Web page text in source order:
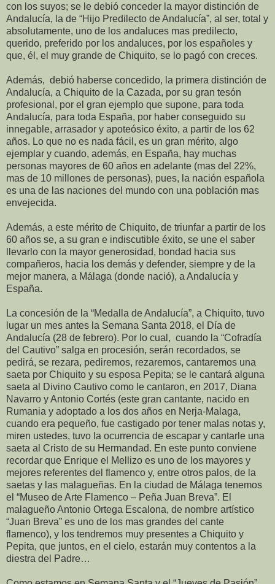
con los suyos; se le debió conceder la mayor distinción de
Andalucía, la de “Hijo Predilecto de Andalucía”, al ser, total y
absolutamente, uno de los andaluces mas predilecto,
querido, preferido por los andaluces, por los españoles y
que, él, el muy grande de Chiquito, se lo pagó con creces.
Además, debió haberse concedido, la primera distinción de
Andalucía, a Chiquito de la Cazada, por su gran tesón
profesional, por el gran ejemplo que supone, para toda
Andalucía, para toda España, por haber conseguido su
innegable, arrasador y apoteósico éxito, a partir de los 62
años. Lo que no es nada fácil, es un gran mérito, algo
ejemplar y cuando, además, en España, hay muchas
personas mayores de 60 años en adelante (mas del 22%,
mas de 10 millones de personas), pues, la nación española
es una de las naciones del mundo con una población mas
envejecida.
Además, a este mérito de Chiquito, de triunfar a partir de los
60 años se, a su gran e indiscutible éxito, se une el saber
llevarlo con la mayor generosidad, bondad hacia sus
compañeros, hacia los demás y defender, siempre y de la
mejor manera, a Málaga (donde nació), a Andalucía y
España.
La concesión de la “Medalla de Andalucía”, a Chiquito, tuvo
lugar un mes antes la Semana Santa 2018, el Día de
Andalucía (28 de febrero). Por lo cual, cuando la “Cofradía
del Cautivo” salga en procesión, serán recordados, se
pedirá, se rezara, pediremos, rezaremos, cantaremos una
saeta por Chiquito y su esposa Pepita; se le cantará alguna
saeta al Divino Cautivo como le cantaron, en 2017, Diana
Navarro y Antonio Cortés (este gran cantante, nacido en
Rumania y adoptado a los dos años en Nerja-Malaga,
cuando era pequeño, fue castigado por tener malas notas y,
miren ustedes, tuvo la ocurrencia de escapar y cantarle una
saeta al Cristo de su Hermandad. En este punto conviene
recordar que Enrique el Mellizo es uno de los mayores y
mejores referentes del flamenco y, entre otros palos, de la
saetas y las malagueñas. En la ciudad de Málaga tenemos
el “Museo de Arte Flamenco – Peña Juan Breva”. El
malagueño Antonio Ortega Escalona, de nombre artístico
“Juan Breva” es uno de los mas grandes del cante
flamenco), y los tendremos muy presentes a Chiquito y
Pepita, que juntos, en el cielo, estarán muy contentos a la
diestra del Padre…